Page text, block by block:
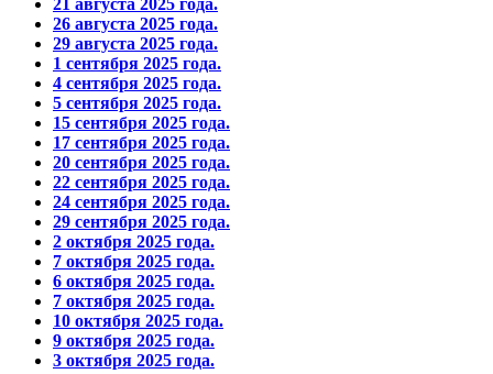
26 августа 2025 года.
29 августа 2025 года.
1 сентября 2025 года.
4 сентября 2025 года.
5 сентября 2025 года.
15 сентября 2025 года.
17 сентября 2025 года.
20 сентября 2025 года.
22 сентября 2025 года.
24 сентября 2025 года.
29 сентября 2025 года.
2 октября 2025 года.
7 октября 2025 года.
6 октября 2025 года.
7 октября 2025 года.
10 октября 2025 года.
9 октября 2025 года.
3 октября 2025 года.